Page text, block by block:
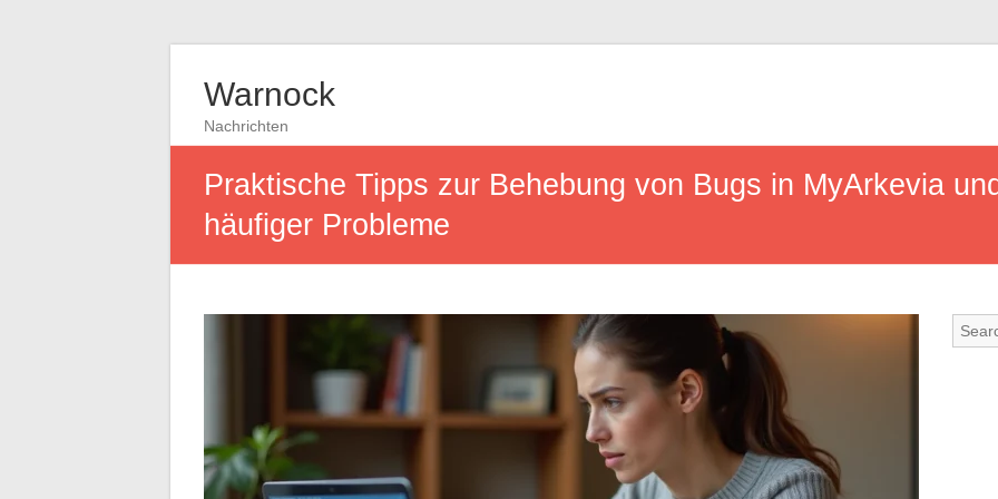
Warnock
Nachrichten
Praktische Tipps zur Behebung von Bugs in MyArkevia
häufiger Probleme